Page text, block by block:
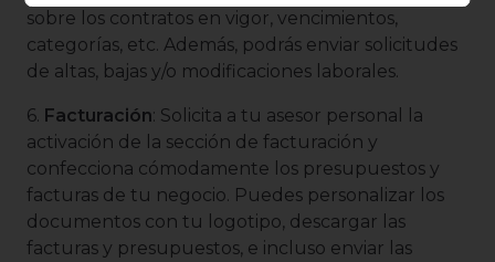
sobre los contratos en vigor, vencimientos,
categorías, etc. Además, podrás enviar solicitudes
de altas, bajas y/o modificaciones laborales.
6. Facturación: Solicita a tu asesor personal la
activación de la sección de facturación y
confecciona cómodamente los presupuestos y
facturas de tu negocio. Puedes personalizar los
documentos con tu logotipo, descargar las
facturas y presupuestos, e incluso enviar las